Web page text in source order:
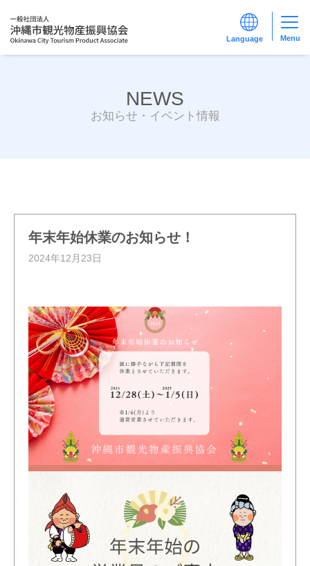
Menu
NEWS
お知らせ・イベント情報
年末年始休業のお知らせ！
2024年12月23日